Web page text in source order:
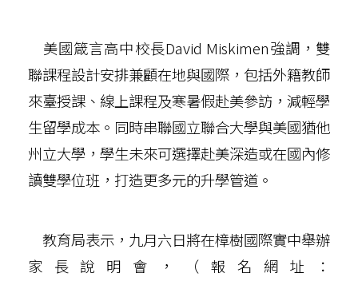
美國箴言高中校長David Miskimen強調，雙
聯課程設計安排兼顧在地與國際，包括外籍教師
來臺授課、線上課程及寒暑假赴美參訪，減輕學
生留學成本。同時串聯國立聯合大學與美國猶他
州立大學，學生未來可選擇赴美深造或在國內修
讀雙學位班，打造更多元的升學管道。
教育局表示，九月六日將在樟樹國際實中舉辦
家長說明會，（報名網址：